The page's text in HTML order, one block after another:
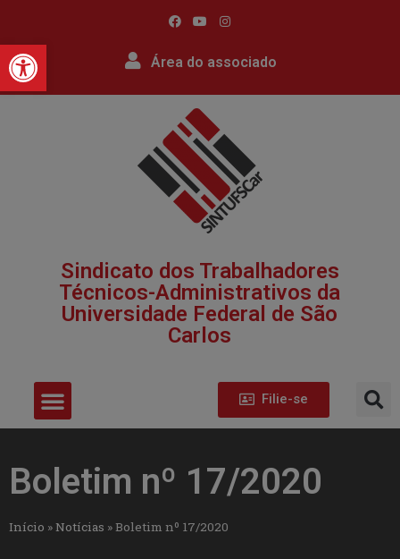
Barra de Ferramentas
Área do associado
Sindicato dos Trabalhadores
Técnicos-Administrativos da
Universidade Federal de São
Carlos​
Filie-se
Boletim nº 17/2020
Início »Notícias »Boletim nº 17/2020